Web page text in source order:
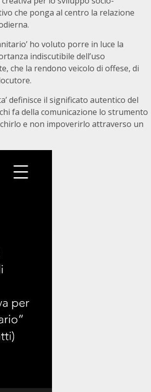
che ponga al centro la relazione
ho voluto porre in luce la
indiscutibile dell’uso
che la rendono veicolo di offese, di
definisce il significato autentico del
fa della comunicazione lo strumento
e non impoverirlo attraverso un